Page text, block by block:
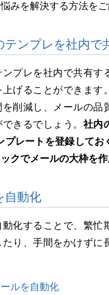
みを解決する方法をご
テンプレを社内で
プレを社内で共有す
上げることができます
削減し、メールの品
きるでしょう。 社内
プレートを登録してお
クでメールの大枠を作
自動化
動化することで、繁忙
り、手間をかけずに
ルを自動化